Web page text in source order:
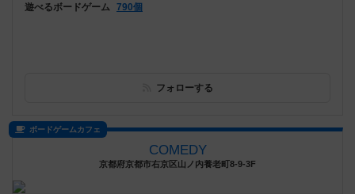
遊べるボードゲーム 790個
フォローする
ボードゲームカフェ
COMEDY
京都府京都市右京区山ノ内養老町8-9-3F